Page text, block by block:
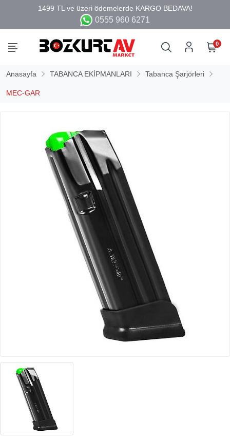
0555 960 6271
0
Anasayfa TABANCA EKİPMANLARI Tabanca Şarjörleri
MEC-GAR